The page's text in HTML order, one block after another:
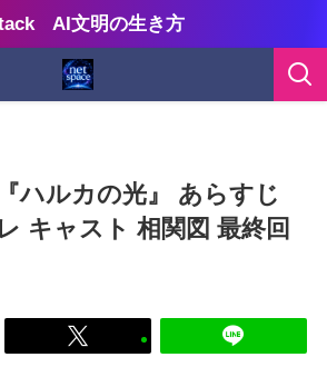
AI文明の生き方
ハルカの光』 あらすじ
キャスト 相関図 最終回